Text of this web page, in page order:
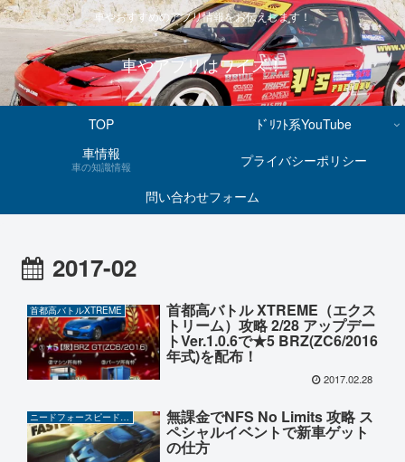
車やおすすめのアプリ情報をお伝えします！
車やアプリはワイズ！
TOP
ﾄﾞﾘﾌﾄ系YouTube
車情報
車の知識情報
プライバシーポリシー
問い合わせフォーム
2017-02
首都高バトルXTREME 首都高バトル XTREME（エクス
トリーム）攻略 2/28 アップデー
トVer.1.0.6で★5 BRZ(ZC6/2016
年式)を配布！
2017.02.28
ニードフォースピードノーリミット 無課金でNFS No Limits 攻略 ス
ペシャルイベントで新車ゲット
の仕方